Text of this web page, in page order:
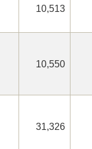
10,513
10,550
31,326